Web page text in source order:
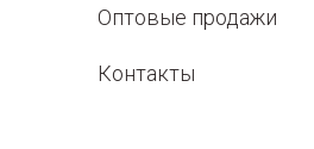
Оптовые продажи
Контакты